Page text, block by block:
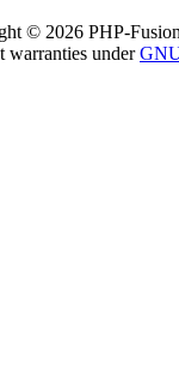
© 2026 PHP-
warranties under